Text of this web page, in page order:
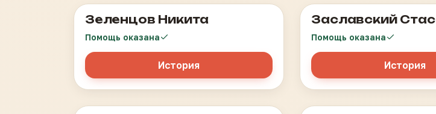
Дисплазия магистральных вен левой нижней
Зеленцов Никита
Помощь оказана
История
Гепатоцеллюлярный рак печени
Заславский Стас
Помощь оказана
История